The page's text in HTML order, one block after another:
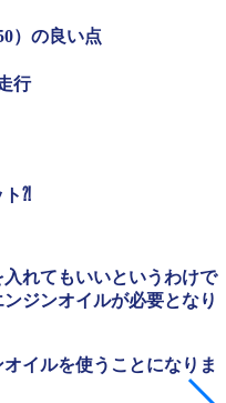
）の良い点
行
ト⁈
れてもいいというわけで
ジンオイルが必要となり
イルを使うことになりま